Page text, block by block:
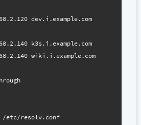
dev.i.example.com
k3s.i.example.com
wiki.i.example.com
/etc/resolv.conf